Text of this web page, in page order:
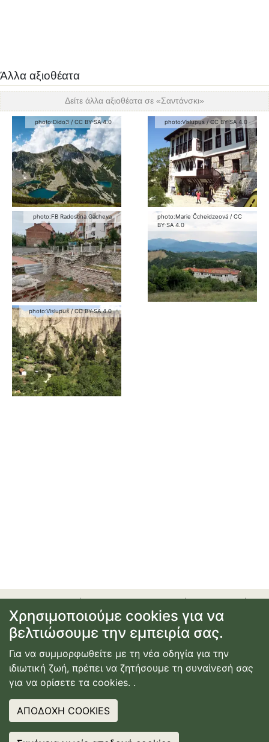
Άλλα αξιοθέατα
Δείτε άλλα αξιοθέατα σε «Σαντάνσκι»
photo:Dido3 / CC BY-SA 4.0 photo:Vislupus /CC BY-SA 4.0
photo:FB Radostina Gacheva photo:Marie Čcheidzeová / CC
BY-SA 4.0
photo:Vislupus /CC BY-SA 4.0
ενοικίαση αυτοκινήτου|ακτοπλοϊκά εισιτήρια|εγγραφή
ή σύνδεση| επικοινωνία | όροι χρήσης|πολιτική
απορρήτου
© Copyright2026 Κατασκευή Ιστοσελίδας
Webdimension
Χρησιμοποιούμε cookies για να
βελτιώσουμε την εμπειρία σας.
Για να συμμορφωθείτε με τη νέα οδηγία για την
ιδιωτική ζωή, πρέπει να ζητήσουμε τη συναίνεσή σας
για να ορίσετε τα cookies. .
ΑΠΟΔΟΧΗ COOKIES